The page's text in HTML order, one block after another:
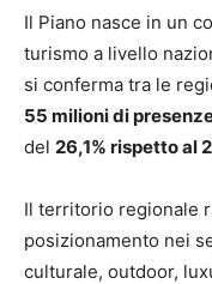
Il Piano nasce in un
turismo a livello
si conferma tra le
55 milioni di
del 26,1% rispetto al
Il territorio regionale
posizionamento nei
culturale, outdoor,